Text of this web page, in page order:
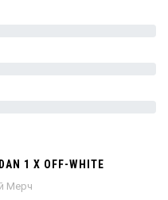
1 X OFF-WHITE
Мерч